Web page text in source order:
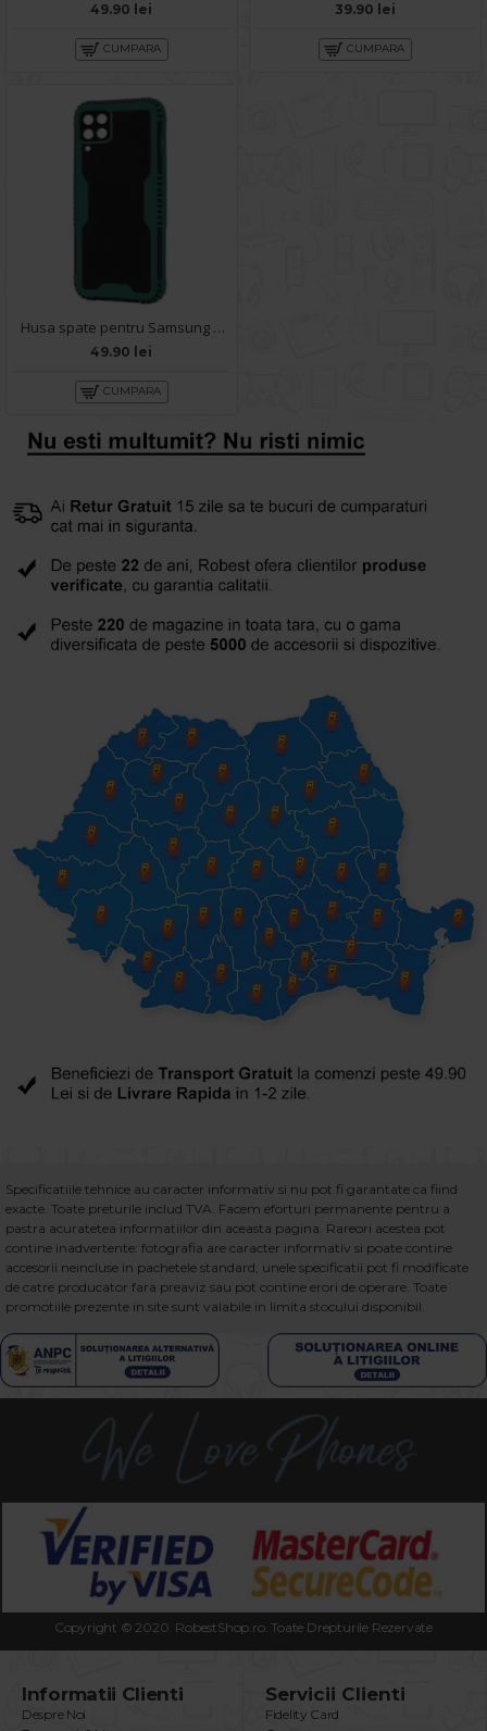
49.90 lei
CUMPARA
39.90 lei
CUMPARA
Husa spate pentru Samsung Galaxy A22 - Zip Case Verde
49.90 lei
CUMPARA
Specificatiile tehnice au caracter informativ si nu pot fi garantate ca fiind
exacte. Toate preturile includ TVA. Facem eforturi permanente pentru a
pastra acuratetea informatiilor din aceasta pagina. Rareori acestea pot
contine inadvertente: fotografia are caracter informativ si poate contine
accesorii neincluse in pachetele standard, unele specificatii pot fi modificate
de catre producator fara preaviz sau pot contine erori de operare. Toate
promotiile prezente in site sunt valabile in limita stocului disponibil.
Copyright © 2020. RobestShop.ro. Toate Drepturile Rezervate
Informatii Clienti
Despre Noi
Servicii Clienti
Fidelity Card